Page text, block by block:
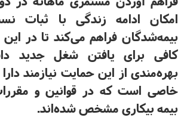
بیمه بیکاری مشخص شده‌اند.